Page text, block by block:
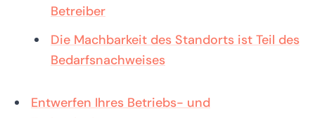
Betreiber
Die Machbarkeit des Standorts ist Teil des
Bedarfsnachweises
Entwerfen Ihres Betriebs- und